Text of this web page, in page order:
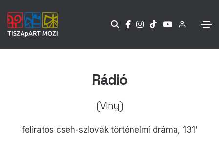
Rádió
(Vlny)
feliratos cseh-szlovák történelmi dráma, 131’